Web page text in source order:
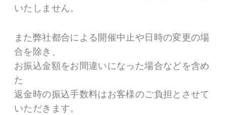
いたしません。
また弊社都合による開催中止や日時の変更の場
合を除き、
お振込金額をお間違いになった場合などを含め
た
返金時の振込手数料はお客様のご負担とさせて
いただきます。